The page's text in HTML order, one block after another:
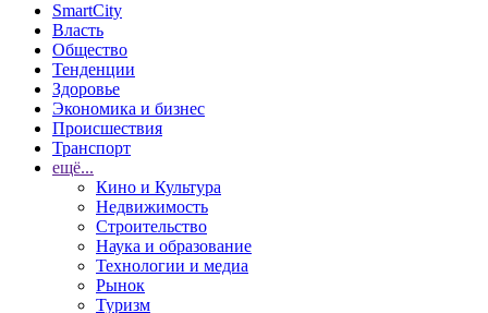
SmartCity
Власть
Общество
Тенденции
Здоровье
Экономика и бизнес
Происшествия
Транспорт
ещё...
Кино и Культура
Недвижимость
Строительство
Наука и образование
Технологии и медиа
Рынок
Туризм